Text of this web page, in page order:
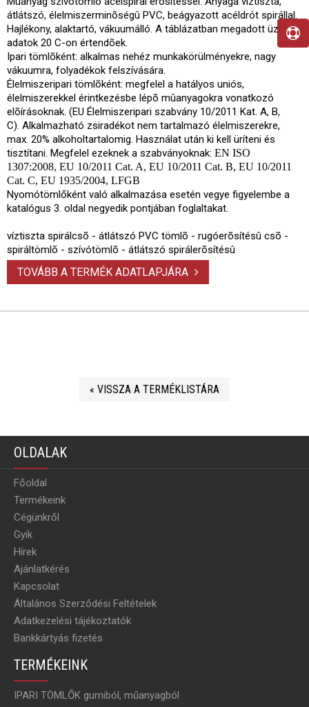
átlátszó, élelmiszerminõségû PVC, beágyazott acéldrót spirállal.
Hajlékony, alaktartó, vákuumálló. A táblázatban megadott üzemi
adatok 20 C-on értendõek.
Ipari tömlõként: alkalmas nehéz munkakörülményekre, nagy
vákuumra, folyadékok felszívására.
Élelmiszeripari tömlõként: megfelel a hatályos uniós,
élelmiszerekkel érintkezésbe lépõ mûanyagokra vonatkozó
elõírásoknak. (EU Élelmiszeripari szabvány 10/2011 Kat. A, B,
C). Alkalmazható zsiradékot nem tartalmazó élelmiszerekre,
max. 20% alkoholtartalomig. Használat után ki kell üríteni és
tisztítani. Megfelel ezeknek a szabványoknak: EN ISO
1307:2008, EU 10/2011 Cat. A, EU 10/2011 Cat. B, EU 10/2011
Cat. C, EU 1935/2004, LFGB
Nyomótömlőként való alkalmazása esetén vegye figyelembe a
katalógus 3. oldal negyedik pontjában foglaltakat.
víztiszta spirálcsõ - átlátszó PVC tömlõ - rugóerõsítésû csõ -
spiráltömlõ - szívótömlõ - átlátszó spirálerõsítésû
TOVÁBB A TERMÉK ADATLAPJÁRA
« VISSZA A TERMÉKLISTÁRA
OLDALAK
Főoldal
Termékeink
Cégünkről
Gyik
Hírek
Ajánlatkérés
Kapcsolat
Általános Szerződési Feltételek
Adatkezelési tájékoztatók
Bankkártyás fizetés
TERMÉKEINK
IPARI TÖMLŐK gumiból, műanyagból